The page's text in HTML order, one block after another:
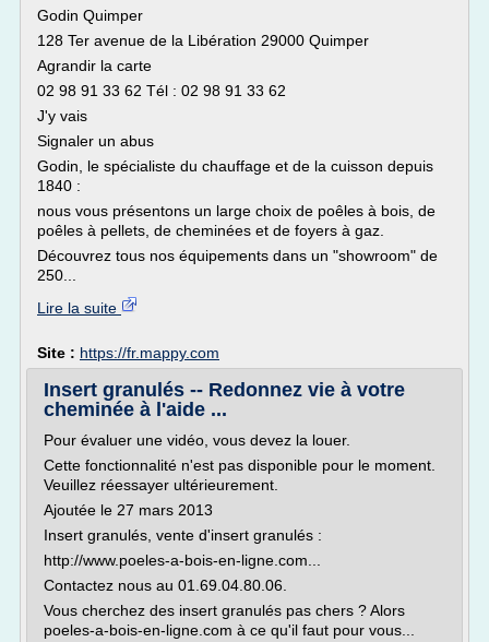
Godin Quimper
128 Ter avenue de la Libération 29000 Quimper
Agrandir la carte
02 98 91 33 62 Tél : 02 98 91 33 62
J'y vais
Signaler un abus
Godin, le spécialiste du chauffage et de la cuisson depuis
1840 :
nous vous présentons un large choix de poêles à bois, de
poêles à pellets, de cheminées et de foyers à gaz.
Découvrez tous nos équipements dans un "showroom" de
250...
Lire la suite
Site : https://fr.mappy.com
Insert granulés -- Redonnez vie à votre
cheminée à l'aide ...
Pour évaluer une vidéo, vous devez la louer.
Cette fonctionnalité n'est pas disponible pour le moment.
Veuillez réessayer ultérieurement.
Ajoutée le 27 mars 2013
Insert granulés, vente d'insert granulés :
http://www.poeles-a-bois-en-ligne.com...
Contactez nous au 01.69.04.80.06.
Vous cherchez des insert granulés pas chers ? Alors
poeles-a-bois-en-ligne.com à ce qu'il faut pour vous...